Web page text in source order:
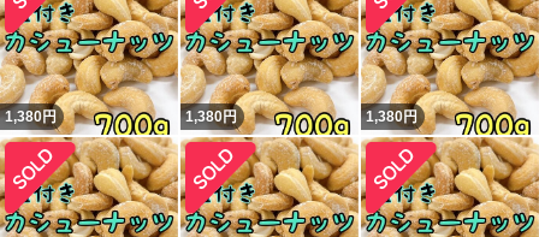
1,380円 1,380円 1,380円